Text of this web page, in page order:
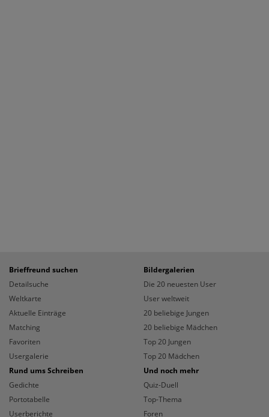
Brieffreund suchen
Detailsuche
Weltkarte
Aktuelle Einträge
Matching
Favoriten
Usergalerie
Bildergalerien
Die 20 neuesten User
User weltweit
20 beliebige Jungen
20 beliebige Mädchen
Top 20 Jungen
Top 20 Mädchen
Rund ums Schreiben
Gedichte
Portotabelle
Userberichte
Und noch mehr
Quiz-Duell
Top-Thema
Foren